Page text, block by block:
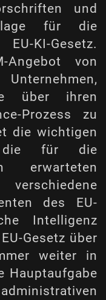
und
für die
KI-Gesetz.
Angebot von
über ihren
Prozess zu
die wichtigen
die für die
erwarteten
des EU-
Intelligenz
Gesetz über
weiter in
Hauptaufgabe